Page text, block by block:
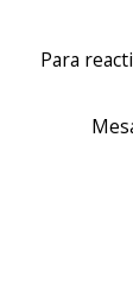
Para